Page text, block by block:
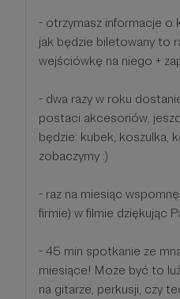
- otrzymasz informacje o
jak będzie biletowany to
wejściówkę na niego +
- dwa razy w roku
postaci akcesoriów,
będzie: kubek, koszulka,
zobaczymy :)
- raz na miesiąc
firmie) w filmie dziękując
- 45 min spotkanie ze
miesiące! Może być to
na gitarze, perkusji, czy